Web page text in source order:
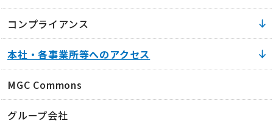
コンプライアンス
本社・各事業所等へのアクセス
MGC Commons
グループ会社